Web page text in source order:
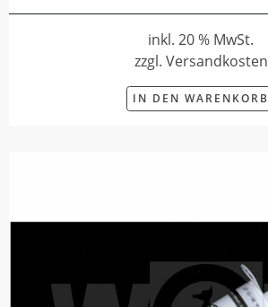
inkl. 20 % MwSt.
zzgl. Versandkosten
IN DEN WARENKORB